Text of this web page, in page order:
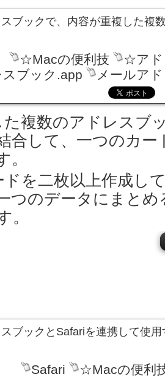
ブックで、内容が重複した複
☆Macの便利技
☆アド
スブック.app
メールア
た複数のアドレスブ
合して、一つのカー
。
ドを二枚以上作成し
つのデータにまとめ
。
ブックとSafariを連携して使用
Safari
☆Macの便利